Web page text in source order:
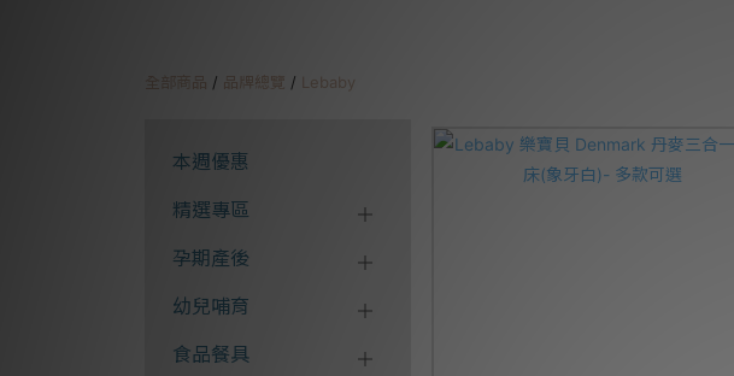
全部商品 / 品牌總覽 / Lebaby
本週優惠
精選專區
孕期產後
幼兒哺育
食品餐具